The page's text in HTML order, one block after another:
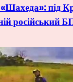
під
російський